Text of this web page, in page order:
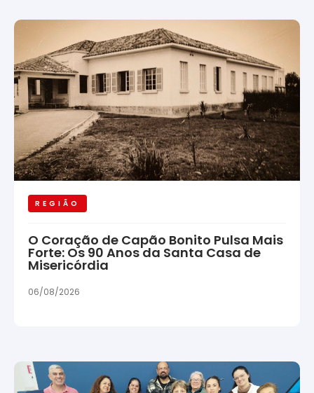
REGIÃO
O Coração de Capão Bonito Pulsa Mais
Forte: Os 90 Anos da Santa Casa de
Misericórdia
06/08/2026